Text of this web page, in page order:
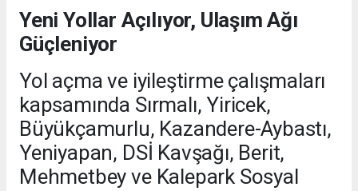
Yeni Yollar Açılıyor, Ulaşım Ağı
Güçleniyor
Yol açma ve iyileştirme çalışmaları
kapsamında Sırmalı, Yiricek,
Büyükçamurlu, Kazandere-Aybastı,
Yeniyapan, DSİ Kavşağı, Berit,
Mehmetbey ve Kalepark Sosyal